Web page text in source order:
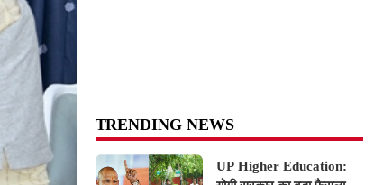
TRENDING NEWS
UP Higher Education: